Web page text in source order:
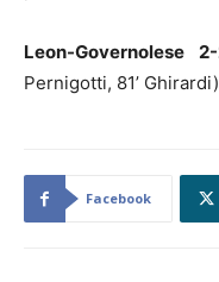
Leon-Governolese
Pernigotti, 81’ Ghirardi)
Facebook